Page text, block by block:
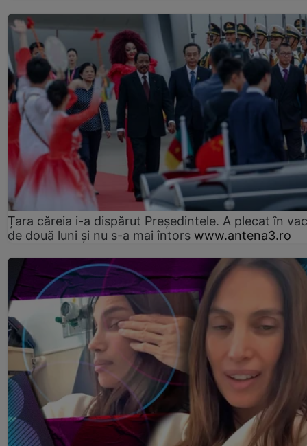
Țara căreia i-a dispărut Președintele. A plecat în
de două luni și nu s-a mai întors www.antena3.ro